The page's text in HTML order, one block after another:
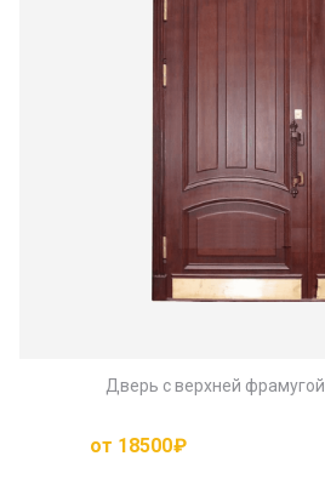
Дверь с верхней фрамугой
от 18500₽